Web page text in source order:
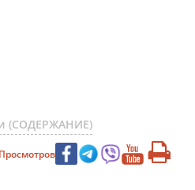
(СОДЕРЖАНИЕ)
Просмотров